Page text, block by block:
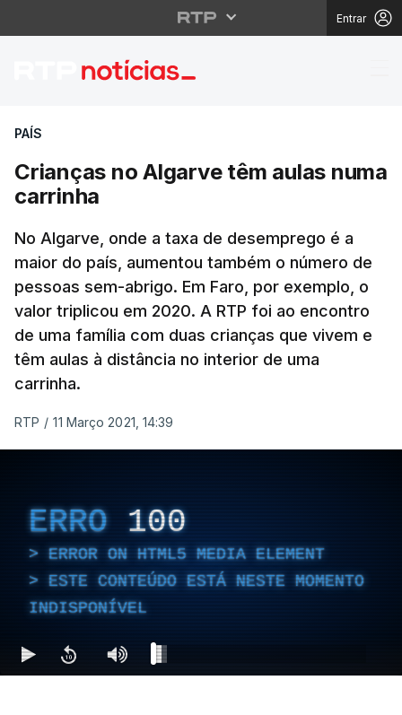
Entrar
Crianças no Algarve
PAÍS
Crianças no Algarve têm aulas numa
carrinha
No Algarve, onde a taxa de desemprego é a
maior do país, aumentou também o número de
pessoas sem-abrigo. Em Faro, por exemplo, o
valor triplicou em 2020. A RTP foi ao encontro
de uma família com duas crianças que vivem e
têm aulas à distância no interior de uma
carrinha.
RTP / 11 Março 2021, 14:39
ERRO 100
ERROR ON HTML5 MEDIA ELEMENT
ESTE CONTEÚDO ESTÁ NESTE MOMENTO
INDISPONÍVEL